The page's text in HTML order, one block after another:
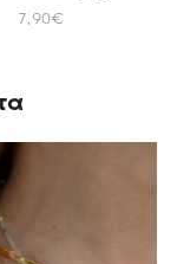
7,90€